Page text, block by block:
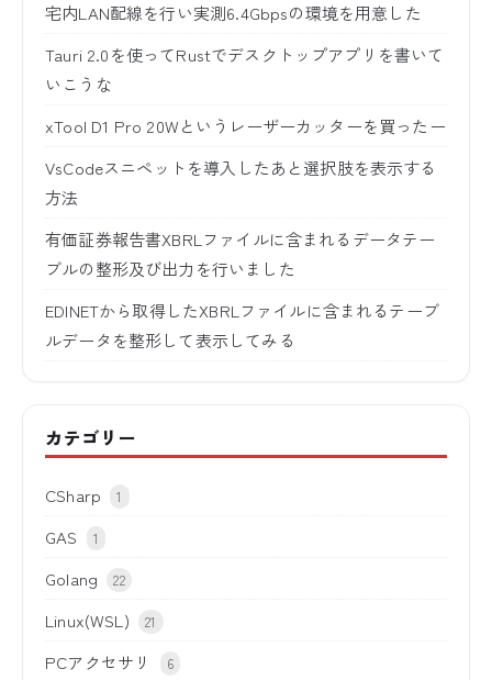
宅内LAN配線を行い実測6.4Gbpsの環境を用意した
Tauri 2.0を使ってRustでデスクトップアプリを書いて
いこうな
xTool D1 Pro 20Wというレーザーカッターを買ったー
VsCodeスニペットを導入したあと選択肢を表示する
方法
有価証券報告書XBRLファイルに含まれるデータテー
ブルの整形及び出力を行いました
EDINETから取得したXBRLファイルに含まれるテーブ
ルデータを整形して表示してみる
カテゴリー
CSharp 1
GAS 1
Golang 22
Linux(WSL) 21
PCアクセサリ 6